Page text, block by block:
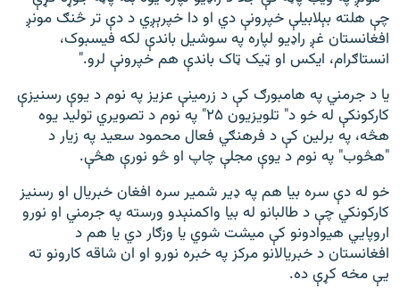
چې هلته بېلابیلې خپرونې دي او دا خپرېږي د دې تر څنګ مونږ
افغانستان غږ راډیو لپاره په سوشیل باندې لکه فیسبوک،
انستاګرام، ایکس او ټیک ټاک باندې هم خپرونې لرو."
یا د جرمني په هامبورګ کې د زرمینې عزیز په نوم د یوې رسنیزې
کارکونکې له خو د" تلویزیون ۲۵" په نوم د تصویري تولید یوه
هڅه، په برلین کې د فرهنګي فعال محمود سعید په زیار د
"هڅوب" په نوم د یوې مجلې چاپ او څو نورې هڅې.
خو له دې سره بیا هم په ډیر شمیر سره افغان خبریال او رسنیز
کارکونکي چې د طالبانو له بیا واکمنېدو ورسته په جرمني او نورو
اروپايي هیوادونو کې میشت شوي یا وزګار دي یا هم د
افغانستان د خبریالانو مرکز په خبره نورو او ان شاقه کارونو ته
یې مخه کړې ده.